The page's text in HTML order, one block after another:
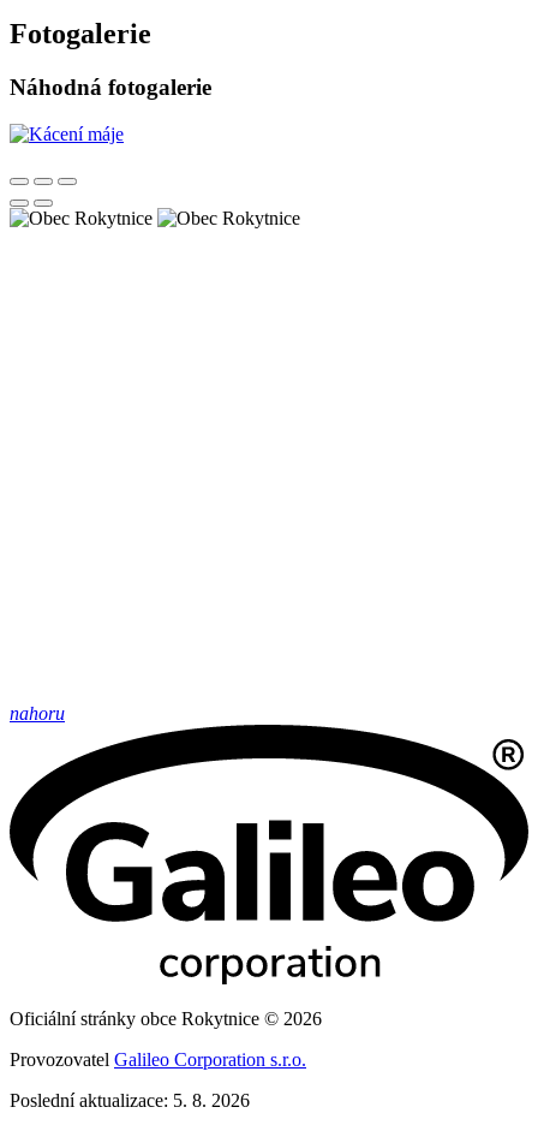
Fotogalerie
Náhodná fotogalerie
nahoru
Oficiální stránky obce Rokytnice © 2026
Provozovatel Galileo Corporation s.r.o.
Poslední aktualizace: 5. 8. 2026